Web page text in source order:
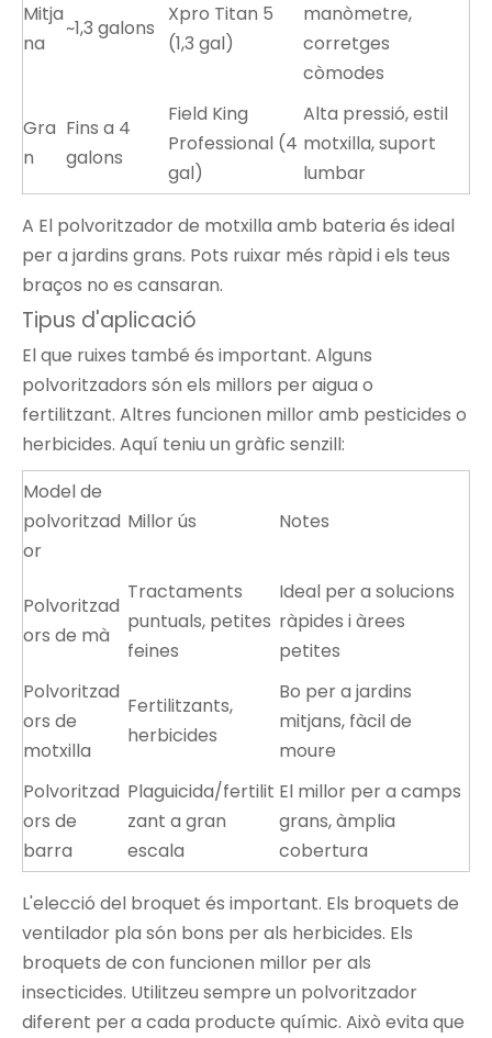
Mitja
na
~1,3 galons
Xpro Titan 5
(1,3 gal)
manòmetre,
corretges
còmodes
Gra
n
Fins a 4
galons
Field King
Professional (4
gal)
Alta pressió, estil
motxilla, suport
lumbar
A El polvoritzador de motxilla amb bateria és ideal
per a jardins grans. Pots ruixar més ràpid i els teus
braços no es cansaran.
Tipus d'aplicació
El que ruixes també és important. Alguns
polvoritzadors són els millors per aigua o
fertilitzant. Altres funcionen millor amb pesticides o
herbicides. Aquí teniu un gràfic senzill:
Model de
polvoritzad
or
Millor ús Notes
Polvoritzad
ors de mà
Tractaments
puntuals, petites
feines
Ideal per a solucions
ràpides i àrees
petites
Polvoritzad
ors de
motxilla
Fertilitzants,
herbicides
Bo per a jardins
mitjans, fàcil de
moure
Polvoritzad
ors de
barra
Plaguicida/fertilit
zant a gran
escala
El millor per a camps
grans, àmplia
cobertura
L'elecció del broquet és important. Els broquets de
ventilador pla són bons per als herbicides. Els
broquets de con funcionen millor per als
insecticides. Utilitzeu sempre un polvoritzador
diferent per a cada producte químic. Això evita que